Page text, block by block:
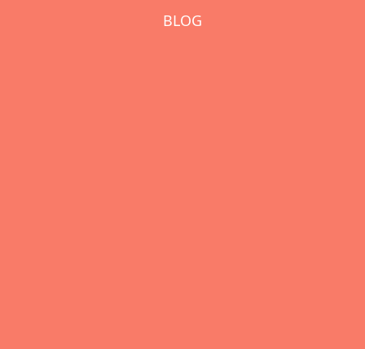
BLOG